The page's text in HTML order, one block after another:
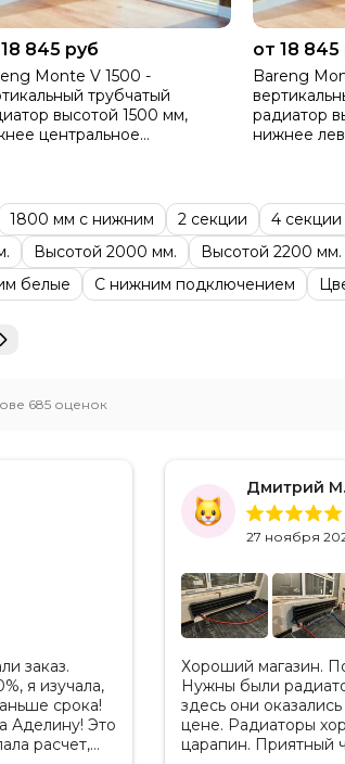
845 руб
Monte V 1500 -
трубчатый
высотой 1500 мм,
центральное
от 18 845
Bareng
радиатор
нижнее
1800 мм с нижним 2 секции 4 секции
Высотой 2000 мм. Высотой 2200 мм.
белые С нижним подключением
685 оценок
заказ.
я изучала,
срока!
Аделину! Это
расчет,
Дмитрий М.
27 ноября
Хороший магазин.
Нужны были
здесь они
цене. Радиаторы
царапин. Приятный